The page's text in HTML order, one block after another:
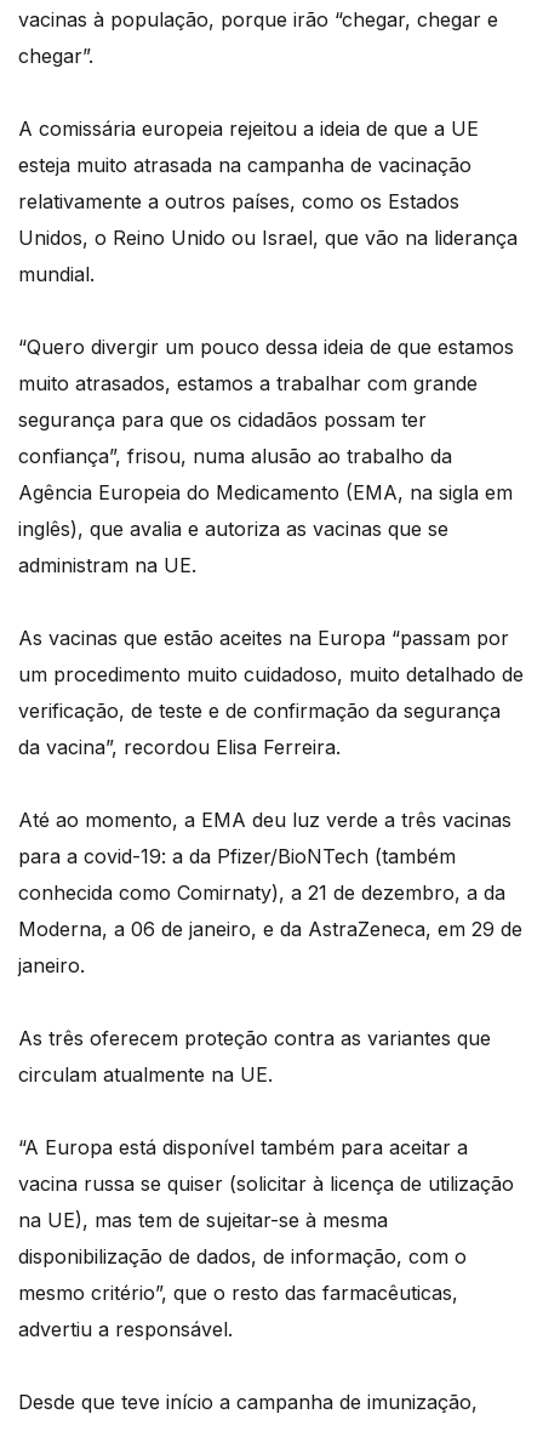
vacinas à população, porque irão “chegar, chegar e
chegar”.
A comissária europeia rejeitou a ideia de que a UE
esteja muito atrasada na campanha de vacinação
relativamente a outros países, como os Estados
Unidos, o Reino Unido ou Israel, que vão na liderança
mundial.
“Quero divergir um pouco dessa ideia de que estamos
muito atrasados, estamos a trabalhar com grande
segurança para que os cidadãos possam ter
confiança”, frisou, numa alusão ao trabalho da
Agência Europeia do Medicamento (EMA, na sigla em
inglês), que avalia e autoriza as vacinas que se
administram na UE.
As vacinas que estão aceites na Europa “passam por
um procedimento muito cuidadoso, muito detalhado de
verificação, de teste e de confirmação da segurança
da vacina”, recordou Elisa Ferreira.
Até ao momento, a EMA deu luz verde a três vacinas
para a covid-19: a da Pfizer/BioNTech (também
conhecida como Comirnaty), a 21 de dezembro, a da
Moderna, a 06 de janeiro, e da AstraZeneca, em 29 de
janeiro.
As três oferecem proteção contra as variantes que
circulam atualmente na UE.
“A Europa está disponível também para aceitar a
vacina russa se quiser (solicitar à licença de utilização
na UE), mas tem de sujeitar-se à mesma
disponibilização de dados, de informação, com o
mesmo critério”, que o resto das farmacêuticas,
advertiu a responsável.
Desde que teve início a campanha de imunização,